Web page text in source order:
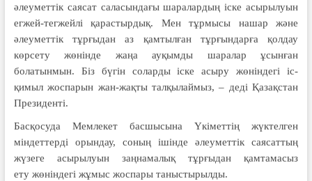
әлеуметтік саясат саласындағы шаралардың іске асырылуын
егжей-тегжейлі қарастырдық. Мен тұрмысы нашар және
әлеуметтік тұрғыдан аз қамтылған тұрғындарға қолдау
көрсету жөнінде жаңа ауқымды шаралар ұсынған
болатынмын. Біз бүгін соларды іске асыру жөніндегі іс-
қимыл жоспарын жан-жақты талқылаймыз, – деді Қазақстан
Президенті.
Басқосуда Мемлекет басшысына Үкіметтің жүктелген
міндеттерді орындау, соның ішінде әлеуметтік саясаттың
жүзеге асырылуын заңнамалық тұрғыдан қамтамасыз
ету жөніндегі жұмыс жоспары таныстырылды.